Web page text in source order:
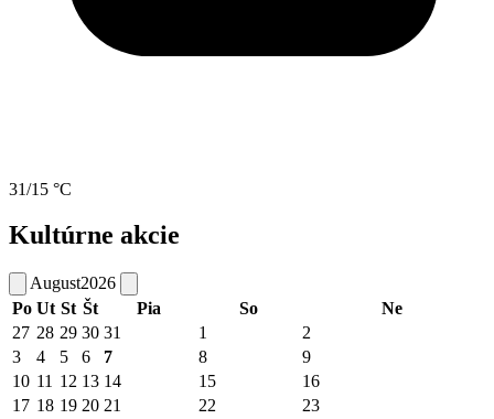
31/15 °C
Kultúrne akcie
August2026
Po Ut St Št Pia So
Ne
27 28 29 30 31 1
2
3
4 5 6 7 8
9
10 11 12 13 14 15
16
17 18 19 20 21 22 23